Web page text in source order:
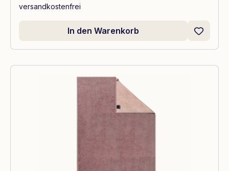
versandkostenfrei
In den Warenkorb